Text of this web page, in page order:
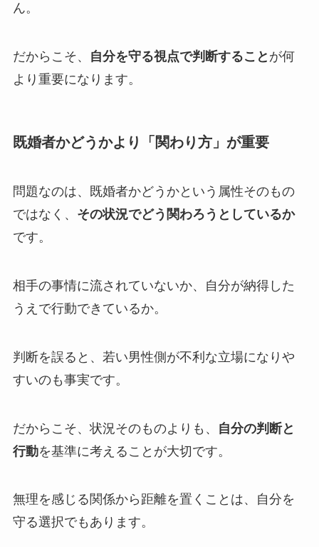
ん。
だからこそ、 自分を守る視点で判断すること が何
より重要になります。
既婚者かどうかより「関わり方」が重要
問題なのは、既婚者かどうかという属性そのもの
ではなく、 その状況でどう関わろうとしているか
です。
相手の事情に流されていないか、自分が納得した
うえで行動できているか。
判断を誤ると、若い男性側が不利な立場になりや
すいのも事実です。
だからこそ、状況そのものよりも、
自分の判断と
行動を基準に考えることが大切です。
無理を感じる関係から距離を置くことは、自分を
守る選択でもあります。